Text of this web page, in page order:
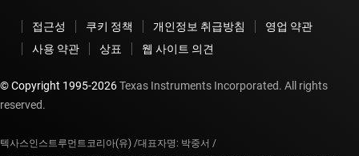
접근성 쿠키 정책 개인정보 취급방침
영업 약관
사용 약관
상표 웹 사이트 의견
© Copyright 1995-2026Texas Instruments Incorporated. All rights
reserved.
텍사스인스트루먼트코리아(유) /대표자명: 박중서 /